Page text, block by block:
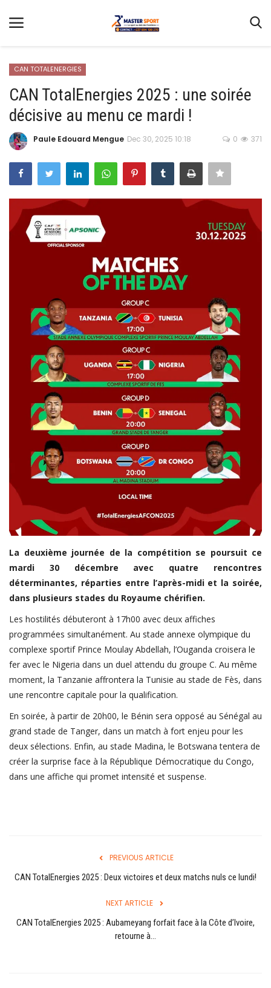
Home
Contact
Football
Gallery
Terms & Conditions
Athlétisme
LDC/ COUPE CAF
CAN TOTALENERGIES
Lions Indomptables
CAF
Lionnes Indomptables
Judo
Elite Football
Mercato
GSL
FEMMES & SPORT
Inside JOJ Dakar 2026
Cyclisme
FIFA
Actualités
Business du sport
Guides & Dossiers
Handball
Volleyball
Basketball
Rugby
Tennis
CAN TOTALENERGIES
CAN TotalEnergies 2025 : une soirée
décisive au menu ce mardi !
Paule Edouard Mengue Dec 30, 2025 10:18 371
0
La deuxième journée de la compétition se poursuit ce
mardi 30 décembre avec quatre rencontres
déterminantes, réparties entre l’après-midi et la soirée,
dans plusieurs stades du Royaume chérifien.
Les hostilités débuteront à 17h00 avec deux affiches
programmées simultanément. Au stade annexe olympique du
complexe sportif Prince Moulay Abdellah, l’Ouganda croisera le
fer avec le Nigeria dans un duel attendu du groupe C. Au même
moment, la Tanzanie affrontera la Tunisie au stade de Fès, dans
une rencontre capitale pour la qualification.
En soirée, à partir de 20h00, le Bénin sera opposé au Sénégal au
grand stade de Tanger, dans un match à fort enjeu pour les
deux sélections. Enfin, au stade Madina, le Botswana tentera de
créer la surprise face à la République Démocratique du Congo,
dans une affiche qui promet intensité et suspense.
PREVIOUS ARTICLE
CAN TotalEnergies 2025 : Deux victoires et deux matchs nuls ce lundi!
NEXT ARTICLE
CAN TotalEnergies 2025 : Aubameyang forfait face à la Côte d’Ivoire,
retourne à...